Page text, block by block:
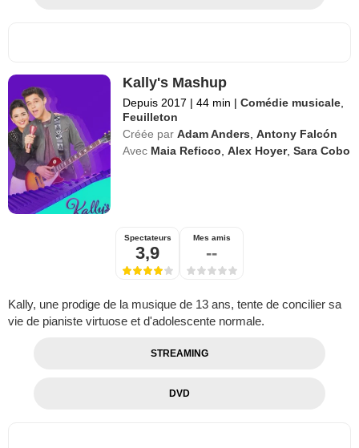
Kally's Mashup
Depuis 2017 | 44 min | Comédie musicale
Feuilleton
Créée par Adam Anders ,Antony Falcón
Avec Maia Reficco ,Alex Hoyer,Sara Cobo
Spectateurs
3,9
Mes amis
--
Kally, une prodige de la musique de 13 ans, tente de concilier sa
vie de pianiste virtuose et d'adolescente normale.
STREAMING
DVD